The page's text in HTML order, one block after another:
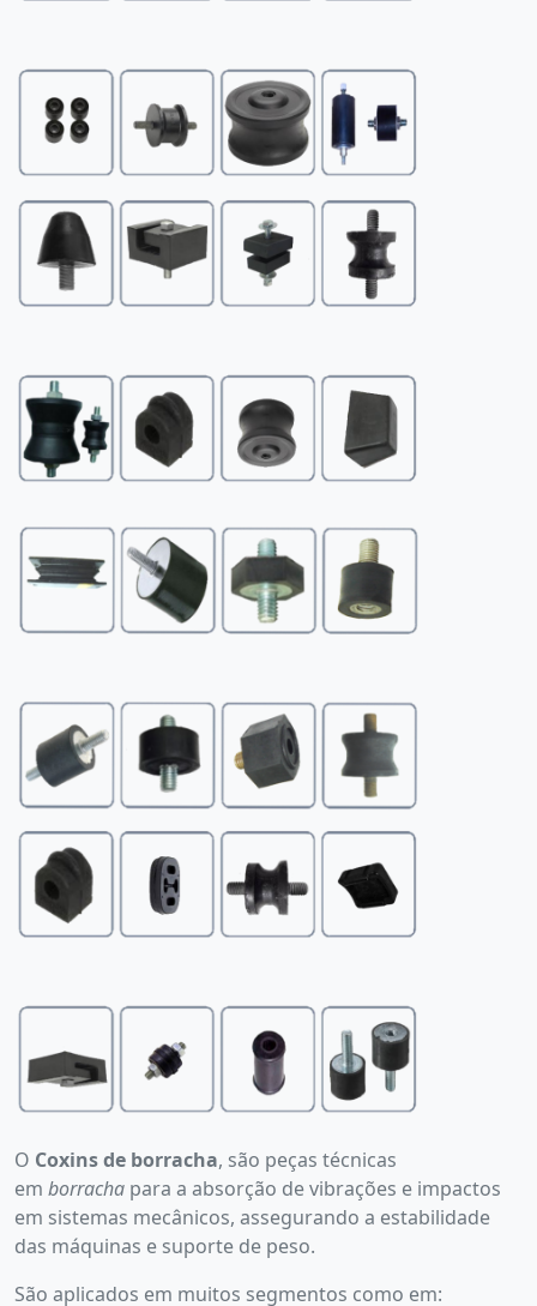
O Coxins de borracha, são peças técnicas
em borracha para a absorção de vibrações e impactos
em sistemas mecânicos, assegurando a estabilidade
das máquinas e suporte de peso.
São aplicados em muitos segmentos como em: